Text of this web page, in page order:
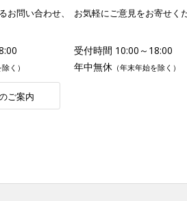
お問い合わせ、
く）
ご案内
お気軽にご意見をお寄せく
受付時間 10:00～18:00
年中無休 （年末年始を除く）